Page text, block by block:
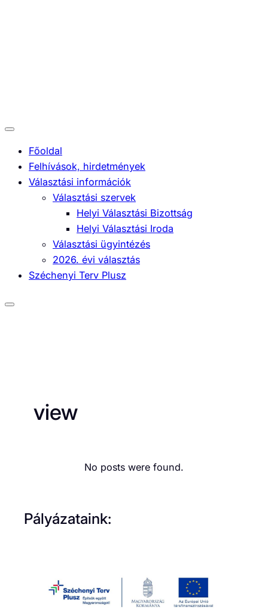
Főoldal
Felhívások, hirdetmények
Választási információk
Választási szervek
Helyi Választási Bizottság
Helyi Választási Iroda
Választási ügyintézés
2026. évi választás
Széchenyi Terv Plusz
view
No posts were found.
Pályázataink: